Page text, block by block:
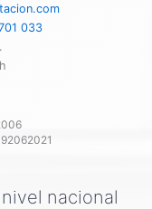
033
nacional